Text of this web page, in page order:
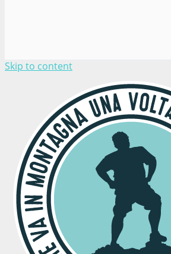
Skip to content